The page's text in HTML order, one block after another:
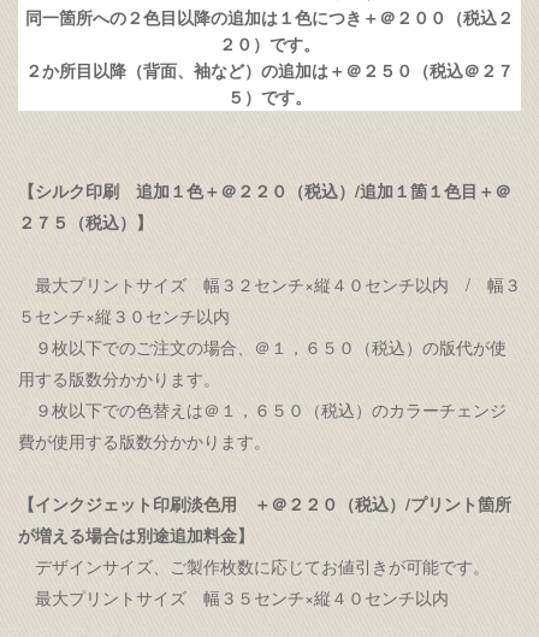
同一箇所への２色目以降の追加は１色につき＋＠２００（税込２
２０）です。
２か所目以降（背面、袖など）の追加は＋＠２５０（税込＠２７
５）です。
【シルク印刷 追加１色＋＠２２０（税込）/追加１箇１色目＋＠
２７５（税込）】
最大プリントサイズ 幅３２センチ×縦４０センチ以内 / 幅３
５センチ×縦３０センチ以内
９枚以下でのご注文の場合、＠１，６５０（税込）の版代が使
用する版数分かかります。
９枚以下での色替えは＠１，６５０（税込）のカラーチェンジ
費が使用する版数分かかります。
【インクジェット印刷淡色用 ＋＠２２０（税込）/プリント箇所
が増える場合は別途追加料金】
デザインサイズ、ご製作枚数に応じてお値引きが可能です。
最大プリントサイズ 幅３５センチ×縦４０センチ以内